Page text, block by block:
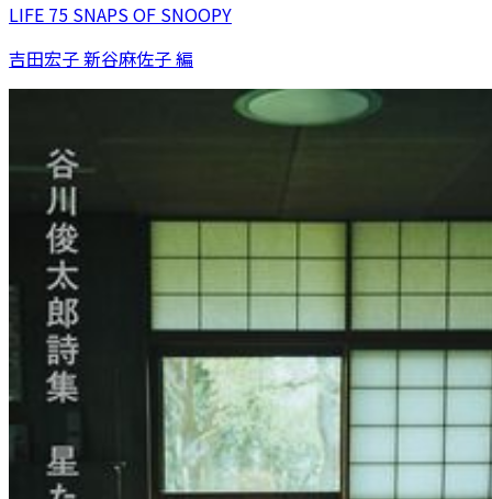
LIFE 75 SNAPS OF SNOOPY
吉田宏子 新谷麻佐子 編